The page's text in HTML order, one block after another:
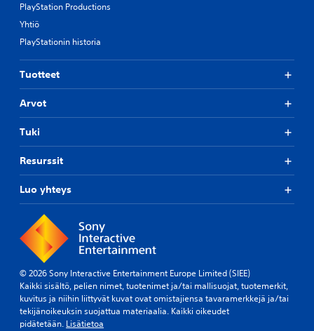
PlayStation Productions
Yhtiö
PlayStationin historia
Tuotteet
Arvot
Tuki
Resurssit
Luo yhteys
© 2026 Sony Interactive Entertainment Europe Limited (SIEE)
Kaikki sisältö, pelien nimet, tuotenimet ja/tai mallisuojat, tuotemerkit,
kuvitus ja niihin liittyvät kuvat ovat omistajiensa tavaramerkkejä ja/tai
tekijänoikeuksin suojattua materiaalia. Kaikki oikeudet
pidätetään. Lisätietoa